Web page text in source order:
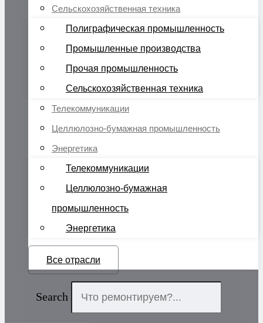
Сельскохозяйственная техника
Полиграфическая промышленность
Промышленные производства
Прочая промышленность
Сельскохозяйственная техника
Телекоммуникации
Целлюлозно-бумажная промышленность
Энергетика
Телекоммуникации
Целлюлозно-бумажная
промышленность
Энергетика
Все отрасли
Search